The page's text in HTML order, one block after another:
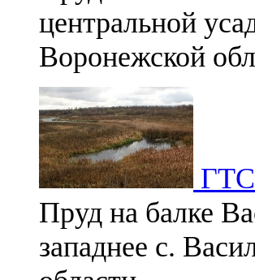
центральной
Воронежской
ГТС
Пруд на балке
западнее с.